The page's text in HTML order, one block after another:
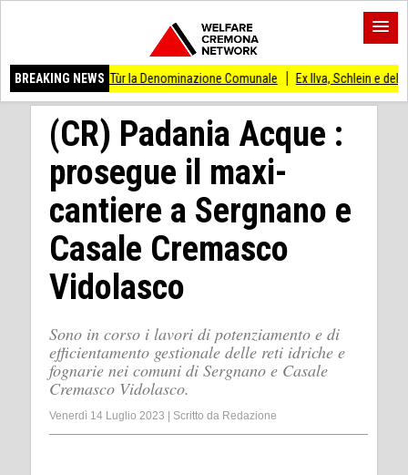
BREAKING NEWS
Li Tùr la Denominazione Comunale Ex Ilva, Schlein e delegazione Pd
(CR) Padania Acque :
prosegue il maxi-
cantiere a Sergnano e
Casale Cremasco
Vidolasco
Sono in corso i lavori di potenziamento e di
efficientamento gestionale delle reti idriche e
fognarie nei comuni di Sergnano e Casale
Cremasco Vidolasco.
Venerdì 14 Luglio 2023 Scritto da Redazione